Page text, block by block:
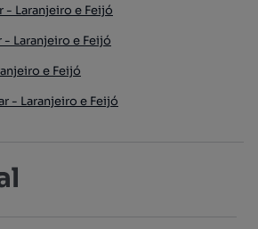
- Laranjeiro e Feijó
Laranjeiro e Feijó
e Feijó
- Laranjeiro e Feijó